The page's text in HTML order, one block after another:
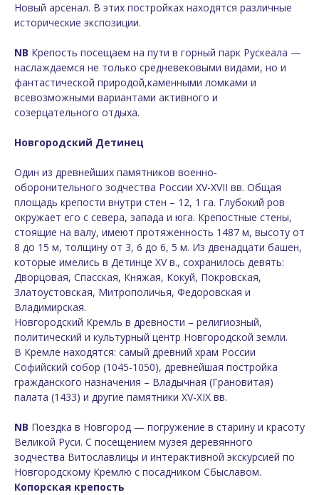
Новый арсенал. В этих постройках находятся различные
исторические экспозиции.
NB Крепость посещаем на пути в горный парк Рускеала —
наслаждаемся не только средневековыми видами, но и
фантастической природой,каменными ломками и
всевозможными вариантами активного и
созерцательного отдыха.
Новгородский Детинец
Один из древнейших памятников военно-
оборонительного зодчества России XV-XVII вв. Общая
площадь крепости внутри стен – 12, 1 га. Глубокий ров
окружает его с севера, запада и юга. Крепостные стены,
стоящие на валу, имеют протяженность 1487 м, высоту от
8 до 15 м, толщину от 3, 6 до 6, 5 м. Из двенадцати башен,
которые имелись в Детинце XV в., сохранилось девять:
Дворцовая, Спасская, Княжая, Кокуй, Покровская,
Златоустовская, Митрополичья, Федоровская и
Владимирская.
Новгородский Кремль в древности – религиозный,
политический и культурный центр Новгородской земли.
В Кремле находятся: самый древний храм России
Софийский собор (1045-1050), древнейшая постройка
гражданского назначения – Владычная (Грановитая)
палата (1433) и другие памятники XV-XIX вв.
NB Поездка в Новгород — погружение в старину и красоту
Великой Руси. С посещением музея деревянного
зодчества Витославлицы и интерактивной экскурсией по
Новгородскому Кремлю с посадником Сбыславом.
Копорская крепость